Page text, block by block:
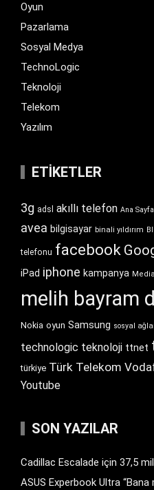
Oyun
Pazarlama
Sosyal Medya
TechnoLogic
Teknoloji
Telekom
Yazılım
ETIKETLER
3g adsl akıllı telefon Ana Sayfa
avea bilgisayar binali yıldırım
telefonu facebook
iPad iphone kampanya
melih bayram
Nokia oyun Samsung sosyal
technologic teknoloji ttnet
türkiye Türk Telekom
Youtube
SON YAZILAR
Cadillac Escalade için 37,5
ASUS Experbook Ultra “Bana